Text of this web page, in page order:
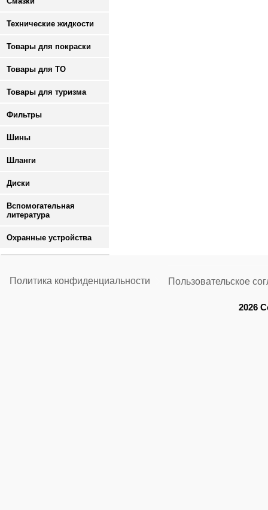
Технические жидкости
Товары для покраски
Товары для ТО
Товары для туризма
Фильтры
Шины
Шланги
Диски
Вспомогательная
литература
Охранные устройства
Политика конфиденциальности Пользовательское
2026